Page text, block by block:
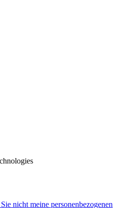
nicht meine personenbezogenen